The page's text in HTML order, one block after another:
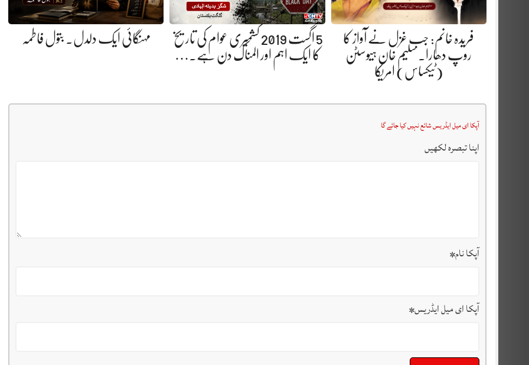
فریدہ خانم: جب غزل نے آواز کا
روپ دھارا. سلیم خان ہیوسٹن
(ٹیکساس) امریکا
5 اگست 2019 کشمیری عوام کی تاریخ
کا ایک اہم اور المناک دن ہے.…
مہنگائی ایک دلدل. بتول فاطمہ
آپکا ای میل ایڈریس شائع نہیں کیا جائے گا
اپنا تبصرہ لکھیں
آپکا نام*
آپکا ای میل ایڈریس*